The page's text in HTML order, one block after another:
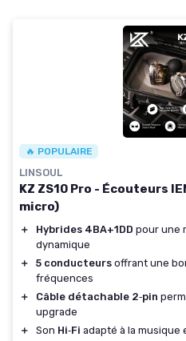
🔥 POPULAIRE
LINSOUL
KZ ZS10 Pro - Écouteurs
micro)
＋ Hybrides 4BA+1DD pour une
dynamique
＋
5 conducteurs offrant une
fréquences
＋
Câble détachable 2‑pin
upgrade
＋
Son Hi‑Fi adapté à la musique